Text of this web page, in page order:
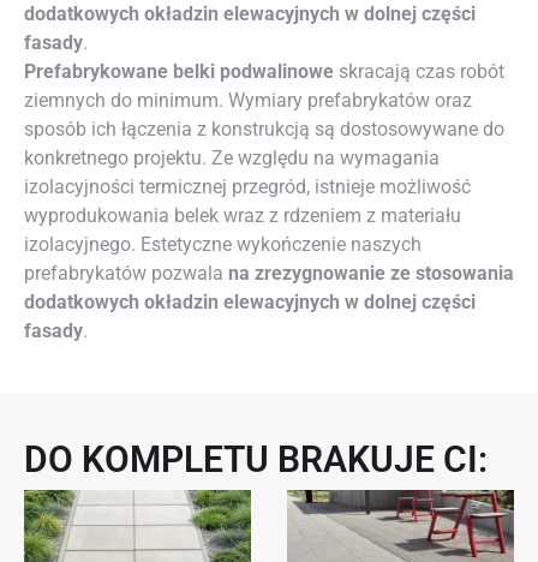
dodatkowych okładzin elewacyjnych w dolnej części
fasady.
Prefabrykowane belki podwalinowe skracają czas robót
ziemnych do minimum. Wymiary prefabrykatów oraz
sposób ich łączenia z konstrukcją są dostosowywane do
konkretnego projektu. Ze względu na wymagania
izolacyjności termicznej przegród, istnieje możliwość
wyprodukowania belek wraz z rdzeniem z materiału
izolacyjnego. Estetyczne wykończenie naszych
prefabrykatów pozwala na zrezygnowanie ze stosowania
dodatkowych okładzin elewacyjnych w dolnej części
fasady.
DO KOMPLETU BRAKUJE CI: